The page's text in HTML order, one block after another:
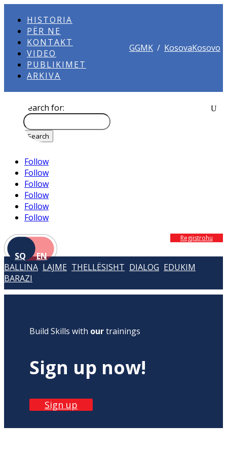
HISTORIA
PËR NE
KONTAKT
VIDEO
PUBLIKIMET
ARKIVA
GGMK / KosovaKosovo
Search for:
Follow
Follow
Follow
Follow
Follow
Follow
SQ EN
Regjistrohu
BALLINA LAJME THELLËSISHT DIALOG EDUKIM
BARAZI
Build Skills with ourtrainings
Sign up now!
Sign up